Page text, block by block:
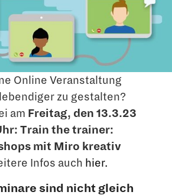
Online Veranstaltung
zu gestalten?
am Freitag, den 13.3.23
Train the trainer:
mit Miro kreativ
Infos auch hier.
sind nicht gleich